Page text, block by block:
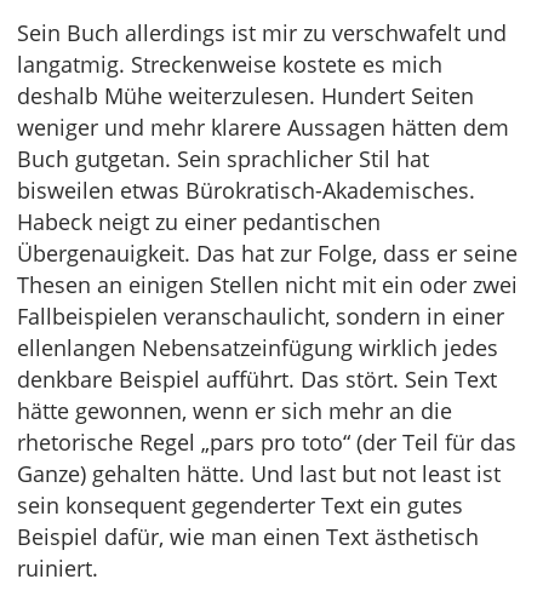
Sein Buch allerdings ist mir zu verschwafelt und
langatmig. Streckenweise kostete es mich
deshalb Mühe weiterzulesen. Hundert Seiten
weniger und mehr klarere Aussagen hätten dem
Buch gutgetan. Sein sprachlicher Stil hat
bisweilen etwas Bürokratisch-Akademisches.
Habeck neigt zu einer pedantischen
Übergenauigkeit. Das hat zur Folge, dass er seine
Thesen an einigen Stellen nicht mit ein oder zwei
Fallbeispielen veranschaulicht, sondern in einer
ellenlangen Nebensatzeinfügung wirklich jedes
denkbare Beispiel aufführt. Das stört. Sein Text
hätte gewonnen, wenn er sich mehr an die
rhetorische Regel „pars pro toto“ (der Teil für das
Ganze) gehalten hätte. Und last but not least ist
sein konsequent gegenderter Text ein gutes
Beispiel dafür, wie man einen Text ästhetisch
ruiniert.